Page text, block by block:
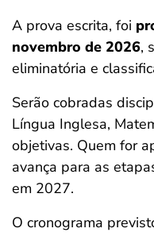
A prova escrita, foi
novembro de 2026,
eliminatória e
Serão cobradas
Língua Inglesa,
objetivas. Quem for
avança para as
em 2027.
O cronograma